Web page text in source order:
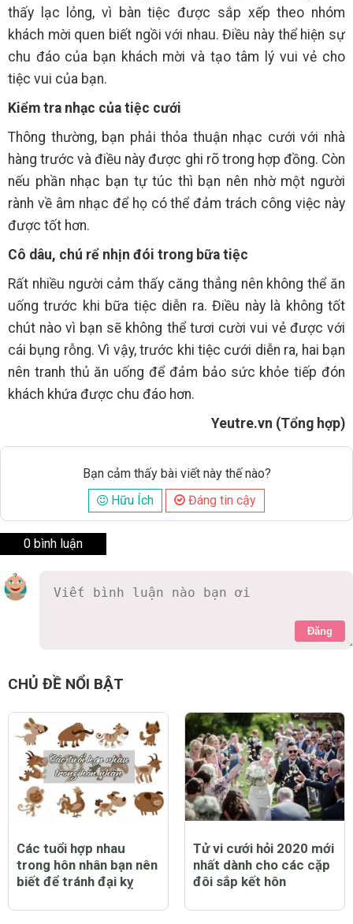
thấy lạc lỏng, vì bàn tiệc được sắp xếp theo nhóm
khách mời quen biết ngồi với nhau. Điều này thể hiện sự
chu đáo của bạn khách mời và tạo tâm lý vui vẻ cho
tiệc vui của bạn.
Kiểm tra nhạc của tiệc cưới
Thông thường, bạn phải thỏa thuận nhạc cưới với nhà
hàng trước và điều này được ghi rõ trong hợp đồng. Còn
nếu phần nhạc bạn tự túc thì bạn nên nhờ một người
rành về âm nhạc để họ có thể đảm trách công việc này
được tốt hơn.
Cô dâu, chú rể nhịn đói trong bữa tiệc
Rất nhiều người cảm thấy căng thẳng nên không thể ăn
uống trước khi bữa tiệc diễn ra. Điều này là không tốt
chút nào vì bạn sẽ không thể tươi cười vui vẻ được với
cái bụng rỗng. Vì vậy, trước khi tiệc cưới diễn ra, hai bạn
nên tranh thủ ăn uống để đảm bảo sức khỏe tiếp đón
khách khứa được chu đáo hơn.
Yeutre.vn (Tổng hợp)
Bạn cảm thấy bài viết này thế nào?
Hữu Ích
Đáng tin cậy
0 bình luận
Đăng
CHỦ ĐỀ NỔI BẬT
Các tuổi hợp nhau
trong hôn nhân bạn nên
biết để tránh đại kỵ
Tử vi cưới hỏi 2020 mới
nhất dành cho các cặp
đôi sắp kết hôn